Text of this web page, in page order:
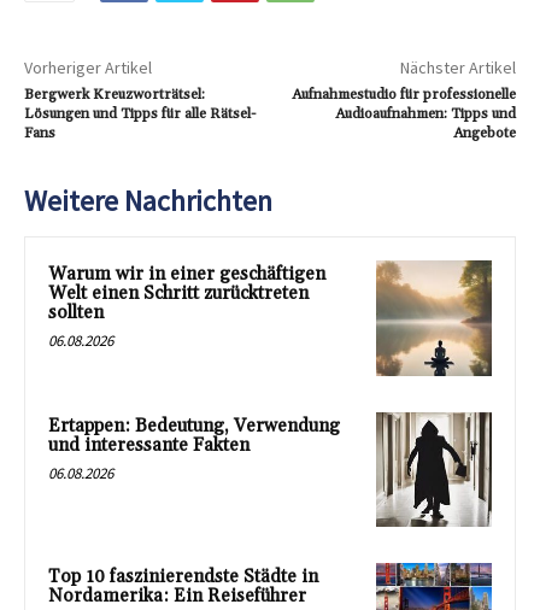
Vorheriger Artikel
Bergwerk Kreuzworträtsel:
Lösungen und Tipps für alle Rätsel-
Fans
Nächster Artikel
Aufnahmestudio für professionelle
Audioaufnahmen: Tipps und
Angebote
Weitere Nachrichten
Warum wir in einer geschäftigen
Welt einen Schritt zurücktreten
sollten
06.08.2026
Ertappen: Bedeutung, Verwendung
und interessante Fakten
06.08.2026
Top 10 faszinierendste Städte in
Nordamerika: Ein Reiseführer